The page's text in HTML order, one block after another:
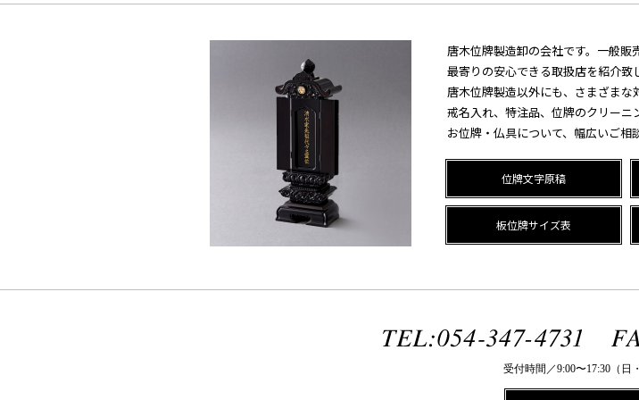
唐木位牌製造卸の会社です。一般販
最寄りの安心できる取扱店を紹介致
唐木位牌製造以外にも、さまざまな
戒名入れ、特注品、位牌のクリー
お位牌・仏具について、幅広いご相
位牌文字原稿
板位牌サイズ表
受付時間／9:00〜17:30（日